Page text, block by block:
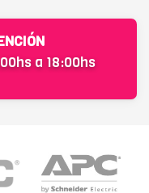
a 18:00hs